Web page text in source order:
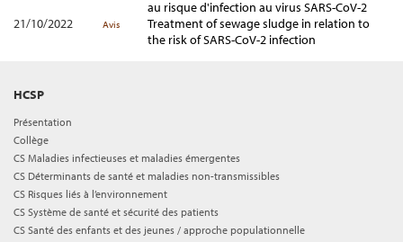
au risque d'infection au virus SARS-CoV-2
21/10/2022
Avis
Treatment of sewage sludge in relation to
the risk of SARS-CoV-2 infection
HCSP
Présentation
Collège
CS Maladies infectieuses et maladies émergentes
CS Déterminants de santé et maladies non-transmissibles
CS Risques liés à l’environnement
CS Système de santé et sécurité des patients
CS Santé des enfants et des jeunes / approche populationnelle